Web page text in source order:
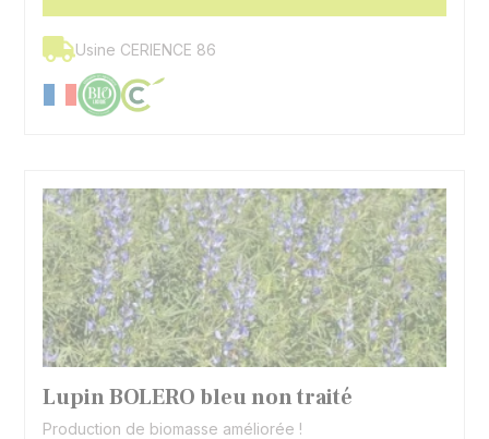
Usine CERIENCE 86
Lupin BOLERO bleu non traité
Production de biomasse améliorée !